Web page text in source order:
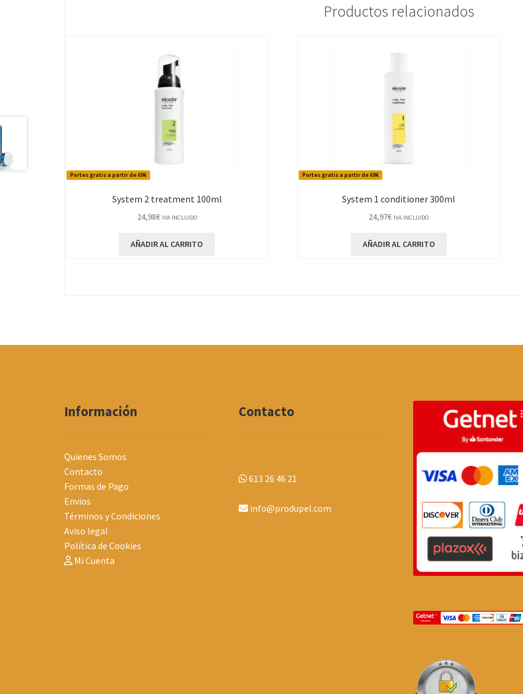
Productos relacionados
Portes gratis a partir de 69€
System 2 treatment 100ml
24,98€ IVA INCLUIDO
AÑADIR AL CARRITO
Portes gratis a partir de 69€
System 1 conditioner 300ml
24,97€ IVA INCLUIDO
AÑADIR AL CARRITO
Información
Quienes Somos
Contacto
Formas de Pago
Envios
Términos y Condiciones
Aviso legal
Política de Cookies
Mi Cuenta
Contacto
613 26 46 21
info@produpel.com